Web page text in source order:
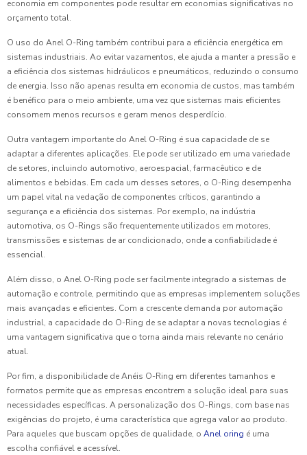
economia em componentes pode resultar em economias significativas no
orçamento total.
O uso do Anel O-Ring também contribui para a eficiência energética em
sistemas industriais. Ao evitar vazamentos, ele ajuda a manter a pressão e
a eficiência dos sistemas hidráulicos e pneumáticos, reduzindo o consumo
de energia. Isso não apenas resulta em economia de custos, mas também
é benéfico para o meio ambiente, uma vez que sistemas mais eficientes
consomem menos recursos e geram menos desperdício.
Outra vantagem importante do Anel O-Ring é sua capacidade de se
adaptar a diferentes aplicações. Ele pode ser utilizado em uma variedade
de setores, incluindo automotivo, aeroespacial, farmacêutico e de
alimentos e bebidas. Em cada um desses setores, o O-Ring desempenha
um papel vital na vedação de componentes críticos, garantindo a
segurança e a eficiência dos sistemas. Por exemplo, na indústria
automotiva, os O-Rings são frequentemente utilizados em motores,
transmissões e sistemas de ar condicionado, onde a confiabilidade é
essencial.
Além disso, o Anel O-Ring pode ser facilmente integrado a sistemas de
automação e controle, permitindo que as empresas implementem soluções
mais avançadas e eficientes. Com a crescente demanda por automação
industrial, a capacidade do O-Ring de se adaptar a novas tecnologias é
uma vantagem significativa que o torna ainda mais relevante no cenário
atual.
Por fim, a disponibilidade de Anéis O-Ring em diferentes tamanhos e
formatos permite que as empresas encontrem a solução ideal para suas
necessidades específicas. A personalização dos O-Rings, com base nas
exigências do projeto, é uma característica que agrega valor ao produto.
Para aqueles que buscam opções de qualidade, o Anel oring é uma
escolha confiável e acessível.